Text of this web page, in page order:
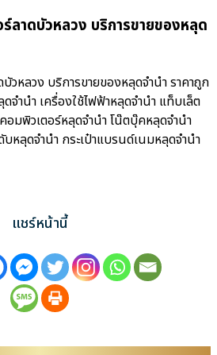
ลาดบัวหลวง บริการขายของหลุด
วหลวง บริการขายของหลุดจำนำ ราคาถูก
ำนำ เครื่องใช้ไฟฟ้าหลุดจำนำ แท็บเล็ต
อมพิวเตอร์หลุดจำนำ โน๊ตบุ๊คหลุดจำนำ
หลุดจำนำ กระเป๋าแบรนด์เนมหลุดจำนำ
แชร์หน้านี้